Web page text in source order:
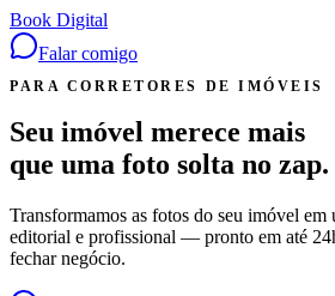
Book Digital
Falar comigo
PARA CORRETORES DE IMÓVEIS
Seu imóvel merece mais
que uma foto solta no zap.
Transformamos as fotos do seu imóvel
editorial e profissional — pronto em até
fechar negócio.